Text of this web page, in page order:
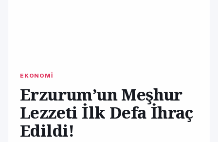
EKONOMİ
Erzurum’un Meşhur
Lezzeti İlk Defa İhraç
Edildi!